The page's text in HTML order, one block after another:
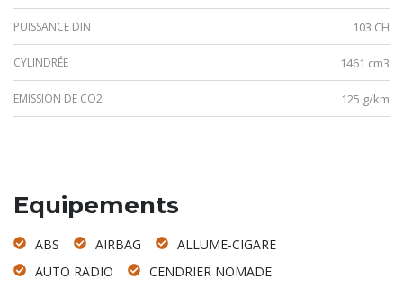
PUISSANCE DIN 103 CH
CYLINDRÉE 1461 cm3
EMISSION DE CO2 125 g/km
Equipements
ABS AIRBAG
ALLUME-CIGARE
AUTO RADIO
CENDRIER NOMADE